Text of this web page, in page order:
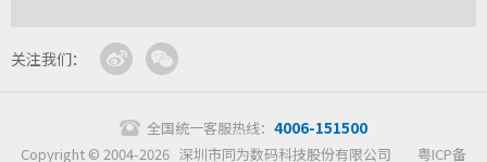
关注我们：
全国统一客服热线： 4006-151500
Copyright © 2004-2026 深圳市同为数码科技股份有限公司 粤ICP备